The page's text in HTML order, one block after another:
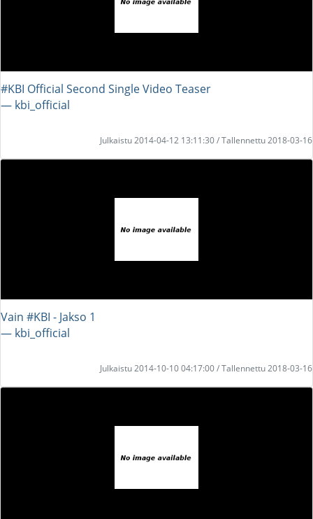
#KBI Official Second Single Video Teaser
― kbi_official
Julkaistu 2014-04-12 13:11:30 / Tallennettu 2018-03-16
Vain #KBI - Jakso 1
― kbi_official
Julkaistu 2014-10-10 04:17:00 / Tallennettu 2018-03-16